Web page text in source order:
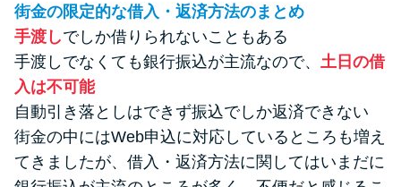
街金の限定的な借入・返済方法のまとめ
手渡しでしか借りられないこともある
手渡しでなくても銀行振込が主流なので、 土日の借
入は不可能
自動引き落としはできず振込でしか返済できない
街金の中にはWeb申込に対応しているところも増え
てきましたが、借入・返済方法に関してはいまだに